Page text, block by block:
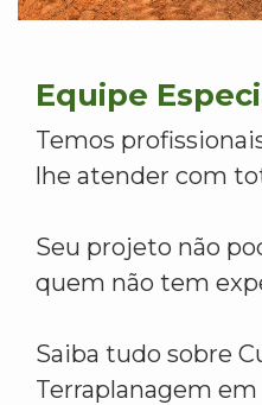
Equipe
Temos
lhe atender com
Seu projeto não
quem não tem
Saiba tudo sobre
Terraplanagem